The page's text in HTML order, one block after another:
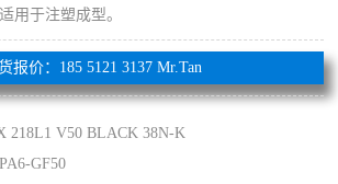
用于注塑成型。
报价：185 5121 3137 Mr.Tan
218L1 V50 BLACK 38N-K
GF50